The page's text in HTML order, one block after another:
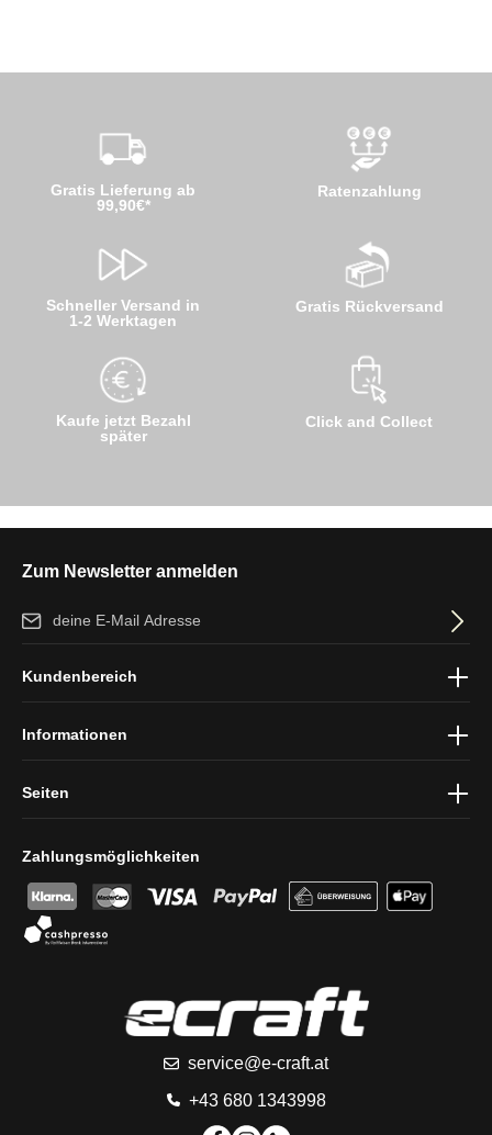
Gratis Lieferung ab
99,90€*
Schneller Versand in
1-2 Werktagen
Kaufe jetzt Bezahl
später
Ratenzahlung
Gratis Rückversand
Click and Collect
Zum Newsletter anmelden
E-Mail-Adresse*
und dieAGBgelesen und bin mit ihnen einverstanden.
Zahlungsmöglichkeiten
service@e-craft.at
+43 680 1343998
Kundenbereich
Informationen
Seiten